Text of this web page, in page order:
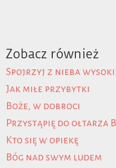
Zobacz również
Spojrzyj z nieba
Jak miłe przybytki
Boże, w dobroci
Przystąpię do ołtarza
Kto się w opiekę
Bóg nad swym ludem